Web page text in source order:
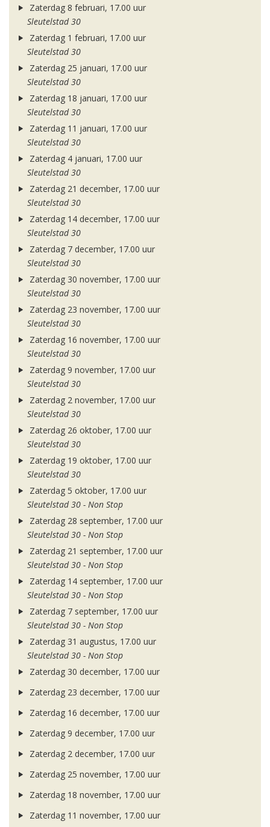
Zaterdag 8 februari, 17.00 uur
Sleutelstad 30
Zaterdag 1 februari, 17.00 uur
Sleutelstad 30
Zaterdag 25 januari, 17.00 uur
Sleutelstad 30
Zaterdag 18 januari, 17.00 uur
Sleutelstad 30
Zaterdag 11 januari, 17.00 uur
Sleutelstad 30
Zaterdag 4 januari, 17.00 uur
Sleutelstad 30
Zaterdag 21 december, 17.00 uur
Sleutelstad 30
Zaterdag 14 december, 17.00 uur
Sleutelstad 30
Zaterdag 7 december, 17.00 uur
Sleutelstad 30
Zaterdag 30 november, 17.00 uur
Sleutelstad 30
Zaterdag 23 november, 17.00 uur
Sleutelstad 30
Zaterdag 16 november, 17.00 uur
Sleutelstad 30
Zaterdag 9 november, 17.00 uur
Sleutelstad 30
Zaterdag 2 november, 17.00 uur
Sleutelstad 30
Zaterdag 26 oktober, 17.00 uur
Sleutelstad 30
Zaterdag 19 oktober, 17.00 uur
Sleutelstad 30
Zaterdag 5 oktober, 17.00 uur
Sleutelstad 30 - Non Stop
Zaterdag 28 september, 17.00 uur
Sleutelstad 30 - Non Stop
Zaterdag 21 september, 17.00 uur
Sleutelstad 30 - Non Stop
Zaterdag 14 september, 17.00 uur
Sleutelstad 30 - Non Stop
Zaterdag 7 september, 17.00 uur
Sleutelstad 30 - Non Stop
Zaterdag 31 augustus, 17.00 uur
Sleutelstad 30 - Non Stop
Zaterdag 30 december, 17.00 uur
Zaterdag 23 december, 17.00 uur
Zaterdag 16 december, 17.00 uur
Zaterdag 9 december, 17.00 uur
Zaterdag 2 december, 17.00 uur
Zaterdag 25 november, 17.00 uur
Zaterdag 18 november, 17.00 uur
Zaterdag 11 november, 17.00 uur